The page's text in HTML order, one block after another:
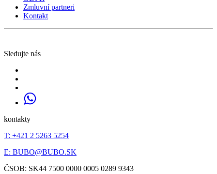
Zmluvní partneri
Kontakt
Sledujte nás
kontakty
T: +421 2 5263 5254
E: BUBO@BUBO.SK
ČSOB: SK44 7500 0000 0005 0289 9343